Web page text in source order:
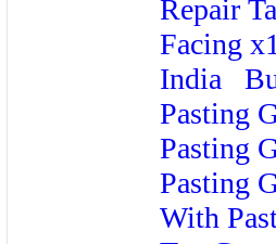
Repair
Facing
India
Pasting
Pasting
Pasting
With